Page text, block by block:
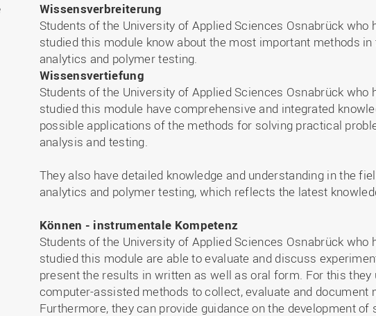
Wissensverbreiterung
Students of the University of Applied Sciences Osnabrück who
studied this module know about the most important methods
analytics and polymer testing.
Wissensvertiefung
Students of the University of Applied Sciences Osnabrück who
studied this module have comprehensive and integrated
possible applications of the methods for solving practical
analysis and testing.
They also have detailed knowledge and understanding in the
analytics and polymer testing, which reflects the latest
Können - instrumentale Kompetenz
Students of the University of Applied Sciences Osnabrück who
studied this module are able to evaluate and discuss
present the results in written as well as oral form. For this they
computer-assisted methods to collect, evaluate and document
Furthermore, they can provide guidance on the development